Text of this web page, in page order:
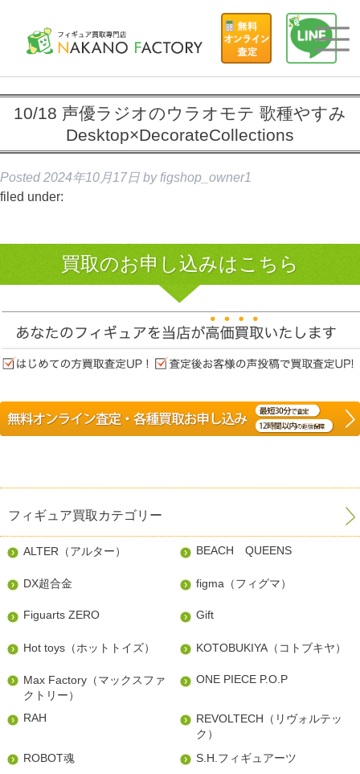
10/18 声優ラジオのウラオモテ 歌種やすみ
Desktop×DecorateCollections
Posted 2024年10月17日 by figshop_owner1
filed under:
買取のお申し込みはこちら
フィギュア買取カテゴリー
ALTER（アルター） BEACH QUEENS
DX超合金 figma（フィグマ）
Figuarts ZERO Gift
Hot toys（ホットトイズ） KOTOBUKIYA（コトブキヤ）
Max Factory（マックスファ
クトリー）
ONE PIECE P.O.P
RAH
REVOLTECH（リヴォルテッ
ク）
ROBOT魂
S.H.フィギュアーツ